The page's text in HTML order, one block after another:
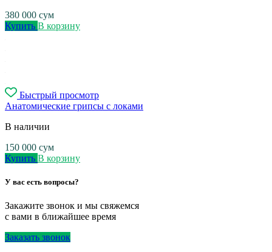
380 000 сум
Купить В корзину
Быстрый просмотр
Анатомические грипсы с локами
В наличии
150 000 сум
Купить В корзину
У вас есть вопросы?
Закажите звонок и мы свяжемся
с вами в ближайшее время
Заказать звонок